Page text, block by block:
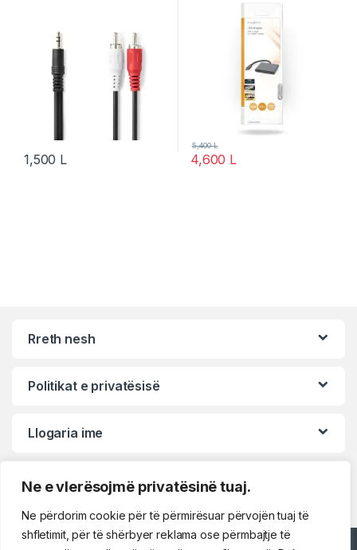
Ne e vlerësojmë privatësinë tuaj.
Ne përdorim cookie për të përmirësuar përvojën tuaj të
shfletimit, për të shërbyer reklama ose përmbajtje të
1,500 L 4,600 L
5,400L
Rreth nesh
Politikat e privatësisë
Llogaria ime
Mirë se erdhe!